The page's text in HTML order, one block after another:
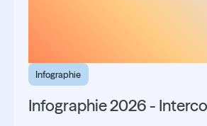
Infographie
Infographie 2026 -